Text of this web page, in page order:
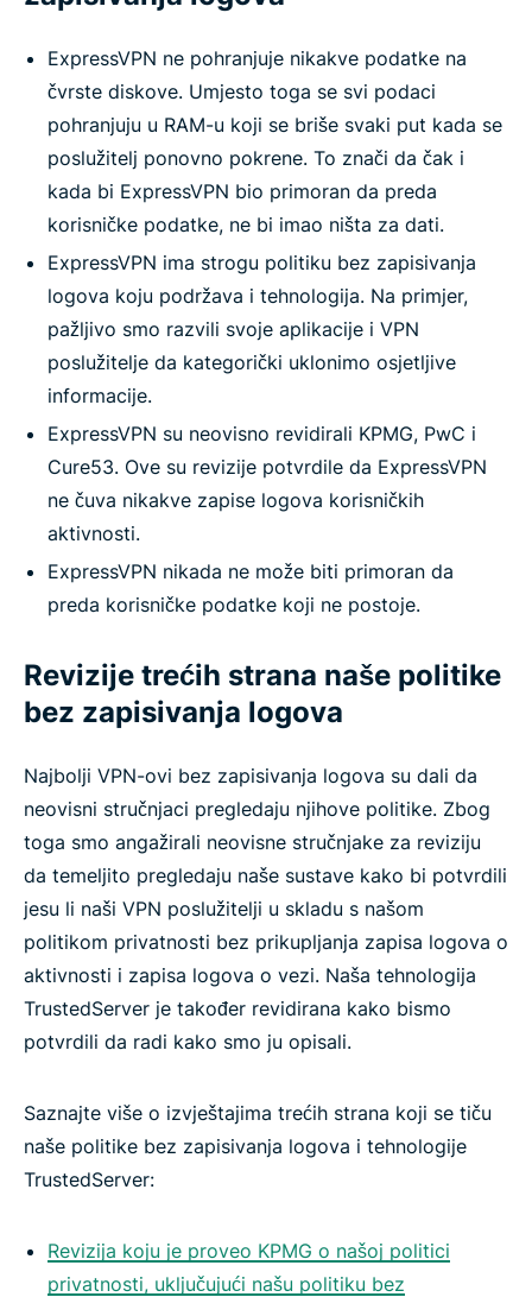
ExpressVPN ne pohranjuje nikakve podatke na
čvrste diskove. Umjesto toga se svi podaci
pohranjuju u RAM-u koji se briše svaki put kada se
poslužitelj ponovno pokrene. To znači da čak i
kada bi ExpressVPN bio primoran da preda
korisničke podatke, ne bi imao ništa za dati.
ExpressVPN ima strogu politiku bez zapisivanja
logova koju podržava i tehnologija. Na primjer,
pažljivo smo razvili svoje aplikacije i VPN
poslužitelje da kategorički uklonimo osjetljive
informacije.
ExpressVPN su neovisno revidirali KPMG, PwC i
Cure53. Ove su revizije potvrdile da ExpressVPN
ne čuva nikakve zapise logova korisničkih
aktivnosti.
ExpressVPN nikada ne može biti primoran da
preda korisničke podatke koji ne postoje.
Revizije trećih strana naše politike
bez zapisivanja logova
Najbolji VPN-ovi bez zapisivanja logova su dali da
neovisni stručnjaci pregledaju njihove politike. Zbog
toga smo angažirali neovisne stručnjake za reviziju
da temeljito pregledaju naše sustave kako bi potvrdili
jesu li naši VPN poslužitelji u skladu s našom
politikom privatnosti bez prikupljanja zapisa logova o
aktivnosti i zapisa logova o vezi. Naša tehnologija
TrustedServer je također revidirana kako bismo
potvrdili da radi kako smo ju opisali.
Saznajte više o izvještajima trećih strana koji se tiču
naše politike bez zapisivanja logova i tehnologije
TrustedServer:
Revizija koju je proveo KPMG o našoj politici
privatnosti, uključujući našu politiku bez